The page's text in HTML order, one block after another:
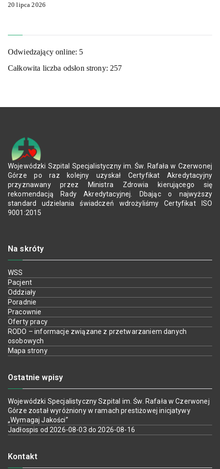
20 lipca 2026
Odwiedzający online: 5
Całkowita liczba odsłon strony: 257
Wojewódzki Szpital Specjalistyczny im. Św. Rafała w Czerwonej
Górze po raz kolejny uzyskał Certyfikat Akredytacyjny
przyznawany przez Ministra Zdrowia kierującego się
rekomendacją Rady Akredytacyjnej. Dbając o najwyższy
standard udzielania świadczeń wdrożyliśmy Certyfikat ISO
9001:2015
Na skróty
WSS
Pacjent
Oddziały
Poradnie
Pracownie
Oferty pracy
RODO – informacje związane z przetwarzaniem danych
osobowych
Mapa strony
Ostatnie wpisy
Wojewódzki Specjalistyczny Szpital im. Św. Rafała w Czerwonej
Górze został wyróżniony w ramach prestiżowej inicjatywy
„Wymagaj Jakości”
Jadłospis od 2026-08-03 do 2026-08-16
Kontakt